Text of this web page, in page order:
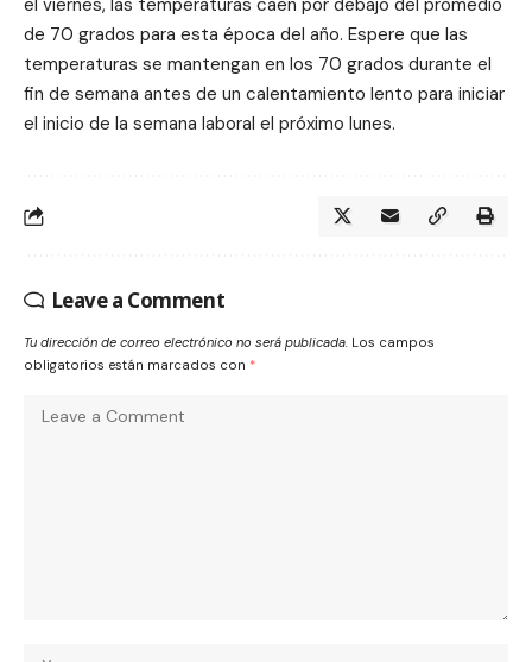
el viernes, las temperaturas caen por debajo del promedio
de 70 grados para esta época del año. Espere que las
temperaturas se mantengan en los 70 grados durante el
fin de semana antes de un calentamiento lento para iniciar
el inicio de la semana laboral el próximo lunes.
Leave a Comment
Tu dirección de correo electrónico no será publicada. Los campos
obligatorios están marcados con *